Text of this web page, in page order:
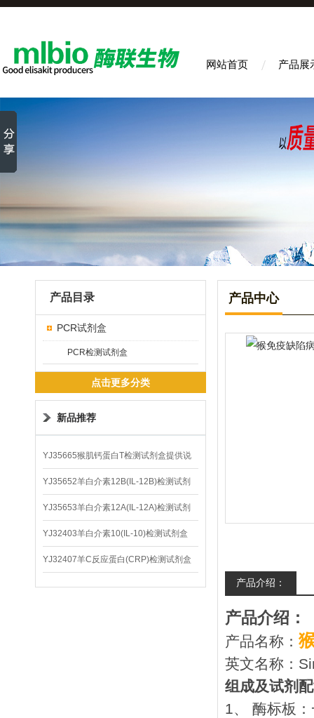
网站首页 产品展
产品目录
PCR试剂盒
PCR检测试剂盒
点击更多分类
新品推荐
YJ35665猴肌钙蛋白T检测试剂盒提供说
明书
YJ35652羊白介素12B(IL-12B)检测试剂
盒
YJ35653羊白介素12A(IL-12A)检测试剂
盒
YJ32403羊白介素10(IL-10)检测试剂盒
YJ32407羊C反应蛋白(CRP)检测试剂盒
产品中心
产品介绍：
产品介绍：
产品名称：
英文名称：
组成及试剂
1、 酶标板